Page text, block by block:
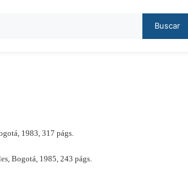
Buscar
1983, 317 págs.
Bogotá, 1985, 243 págs.